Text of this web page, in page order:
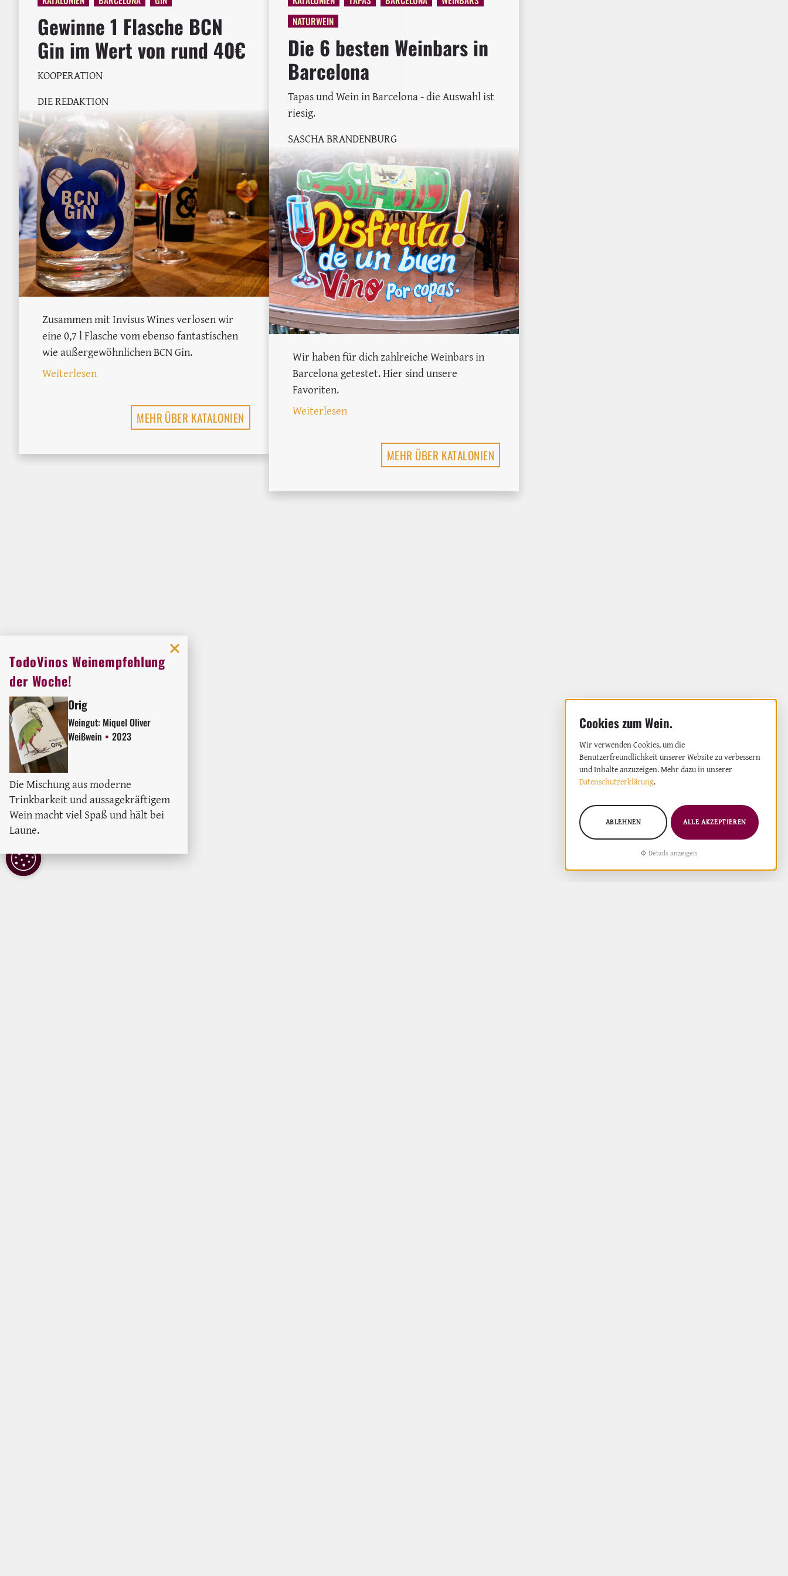
COOKIE
EINSTELLUNGEN
Gewinne 1 Flasche BCN
Gin im Wert von rund 40€
KOOPERATION
DIE REDAKTION
Zusammen mit Invisus Wines verlosen wir
eine 0,7 l Flasche vom ebenso fantastischen
wie außergewöhnlichen BCN Gin.
Weiterlesen: Gewinne 1 Flasche BCN Gin im Wert von rund 40€
MEHR ÜBER KATALONIEN
NATURWEIN
Die 6 besten Weinbars in
Barcelona
Tapas und Wein in Barcelona - die Auswahl ist
riesig.
SASCHA BRANDENBURG
Wir haben für dich zahlreiche Weinbars in
Barcelona getestet. Hier sind unsere
Favoriten.
Weiterlesen: Die 6 besten Weinbars in Barcelona
MEHR ÜBER KATALONIEN
TodoVinos Weinempfehlung
der Woche!
Orig
Weingut: Miquel Oliver
Weißwein
2023
Die Mischung aus moderne
Trinkbarkeit und aussagekräftigem
Wein macht viel Spaß und hält bei
Laune.
Wir verwenden Cookies, um die
Benutzerfreundlichkeit unserer Website zu verbessern
und Inhalte anzuzeigen. Mehr dazu in unserer
Datenschutzerklärung.
Details anzeigen
ABLEHNEN ALLE AKZEPTIEREN